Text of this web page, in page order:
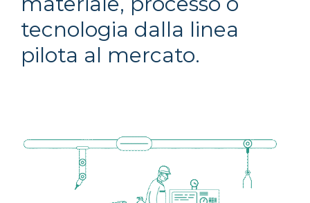
tecnologia dalla linea
pilota al mercato.